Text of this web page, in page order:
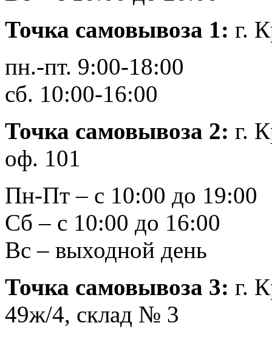
Точка самовывоза 1: г.
пн.-пт. 9:00-18:00
сб. 10:00-16:00
Точка самовывоза 2: г.
оф. 101
Пн-Пт – с 10:00 до 19:00
Сб – с 10:00 до 16:00
Вс – выходной день
Точка самовывоза 3: г.
49ж/4, склад № 3